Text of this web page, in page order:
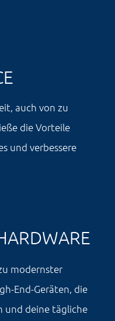
auch von zu
die Vorteile
und verbessere
modernster
End-Geräten, die
und deine tägliche